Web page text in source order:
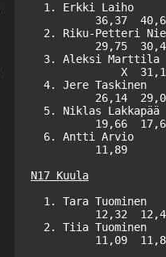
1. Erkki Laiho
36,37
2. Riku-Petteri
29,75
3. Aleksi Marttila
X
4. Jere Taskinen
26,14
5. Niklas Lakkapää
19,66
6. Antti Arvio
11,89
1. Tara Tuominen
12,32
2. Tiia Tuominen
11,09